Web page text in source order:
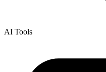
AI Tools